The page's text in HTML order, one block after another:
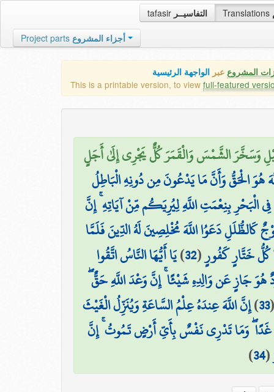
tafasir التفاسيــر Translations
Project parts أجزاء المشروع
المشروع عبر الواجهة الرئيسية
This is a printable version, to view full-featured
وَسَخَّرَ الشَّمْسَ وَالْقَمَرَ كُلٌّ يَجْرِي إِلَىٰ أَجَلٍ
هُوَ الْحَقُّ وَأَنَّ مَا يَدْعُونَ مِن دُونِهِ الْبَاطِلُ
الْبَحْرِ بِنِعْمَتِ اللَّهِ لِيُرِيَكُم مِّنْ آيَاتِهِ ۚ إِنَّ
كَالظُّلَلِ دَعَوُا اللَّهَ مُخْلِصِينَ لَهُ الدِّينَ فَلَمَّا
كُلُّ خَتَّارٍ كَفُورٍ(
32
)يَا أَيُّهَا النَّاسُ اتَّقُوا
هُوَ جَازٍ عَن وَالِدِهِ شَيْئًا ۚ إِنَّ وَعْدَ اللَّهِ حَقٌّ
33
)إِنَّ اللَّهَ عِندَهُ عِلْمُ السَّاعَةِ وَيُنَزِّلُ الْغَيْثَ
وَمَا تَدْرِي نَفْسٌ بِأَيِّ أَرْضٍ تَمُوتُ ۚ إِنَّ
(
34
)